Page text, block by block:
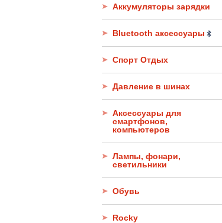
Аккумуляторы зарядки
Bluetooth аксессуары
Спорт Отдых
Давление в шинах
Аксессуары для
смартфонов,
компьютеров
Лампы, фонари,
светильники
Обувь
Rocky